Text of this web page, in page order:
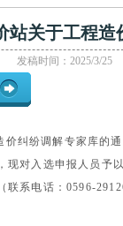
站关于工程
发稿时间：2025/3/25
价纠纷调解专家库的
现对入选申报人员予
联系电话： 0596-